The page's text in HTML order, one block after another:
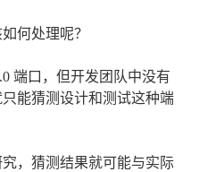
何处理呢？
端口，但开发团队中没有
能猜测设计和测试这种端
，猜测结果就可能与实际